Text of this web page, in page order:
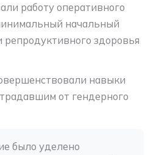
работу оперативного
начальный
репродуктивного здоровья
навыки
от гендерного
было уделено